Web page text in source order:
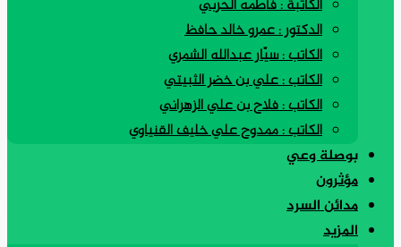
الكاتبة : فاطمه الحربي
الدكتور : عمرو خالد حافظ
الكاتب : سيّار عبدالله الشمري
الكاتب : علي بن خضر الثبيتي
الكاتب : فلاح بن علي الزهراني
الكاتب : ممدوح علي خليف القنياوي
بوصلة وعي
مؤثرون
مدائن السرد
المزيد